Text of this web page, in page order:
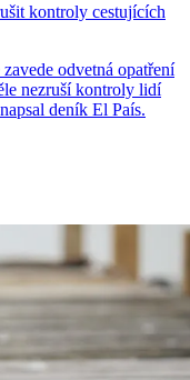
kontroly cestujících
odvetná opatření
nezruší kontroly lidí
deník El País.